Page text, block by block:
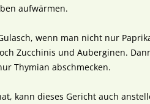
aufwärmen.
wenn man nicht nur
Zucchinis und Auberginen.
Thymian abschmecken.
kann dieses Gericht auch